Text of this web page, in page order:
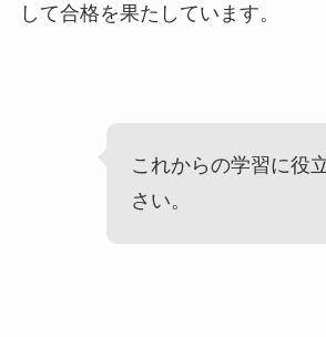
して合格を果たしています。
これからの学習に役
さい。